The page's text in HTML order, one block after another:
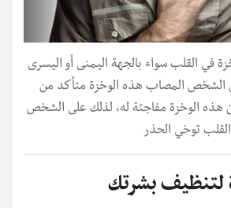
في القلب سواء بالجهة اليمنى أو اليسرى
الشخص المصاب هذه الوخزة متأكد من
هذه الوخزة مفاجئة له، لذلك على الشخص
توخي الحذر
لتنظيف بشرتك